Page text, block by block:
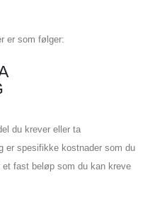
er som følger:
du krever eller ta
er spesifikke kostnader som du
et fast beløp som du kan kreve